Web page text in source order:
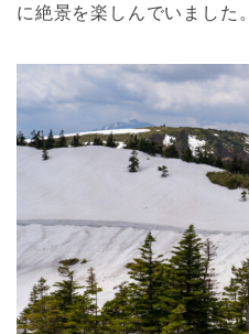
に絶景を楽しんでいました。